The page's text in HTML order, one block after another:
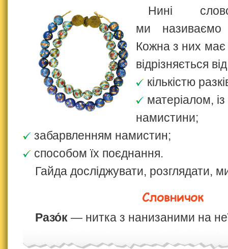
Нині
ми називаємо
Кожна з них має
відрізняється
кількістю
матеріалом, із
намистини;
забарвленням намистин;
способом їх поєднання.
Гайда досліджувати, розглядати,
Словничок
Разо́к — нитка з нанизаними на